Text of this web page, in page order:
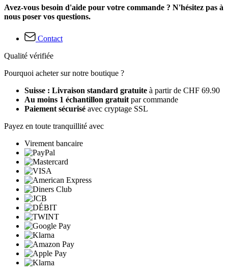
Avez-vous besoin d'aide pour votre commande ? N'hésitez pas à
nous poser vos questions.
Contact
Qualité vérifiée
Pourquoi acheter sur notre boutique ?
Suisse : Livraison standard gratuite à partir de CHF 69.90
Au moins 1 échantillon gratuit par commande
Paiement sécurisé avec cryptage SSL
Payez en toute tranquillité avec
Virement bancaire